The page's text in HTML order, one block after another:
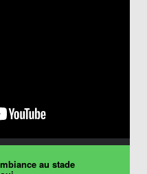
au stade